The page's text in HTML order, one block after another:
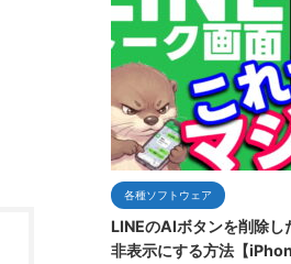
各種ソフトウェア
LINEのAIボタンを削除
非表示にする方法【